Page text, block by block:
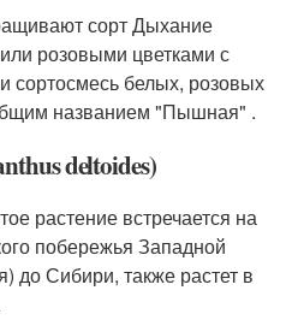
сорт Дыхание
розовыми цветками с
сортосмесь белых, розовых
названием "Пышная" .
deltoides)
растение встречается на
побережья Западной
Сибири, также растет в